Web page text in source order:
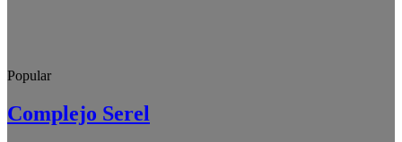
Popular
Complejo Serel